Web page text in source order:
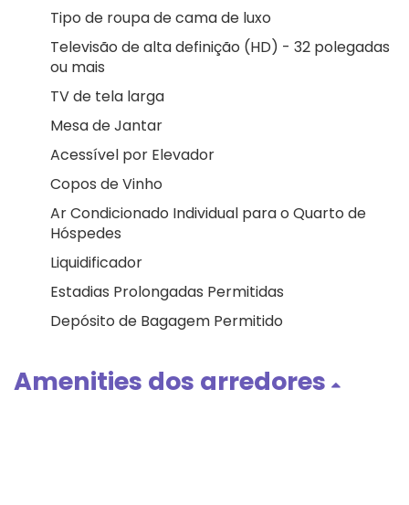
Tipo de roupa de cama de luxo
Televisão de alta definição (HD) - 32 polegadas
ou mais
TV de tela larga
Mesa de Jantar
Acessível por Elevador
Copos de Vinho
Ar Condicionado Individual para o Quarto de
Hóspedes
Liquidificador
Estadias Prolongadas Permitidas
Depósito de Bagagem Permitido
Amenities dos arredores